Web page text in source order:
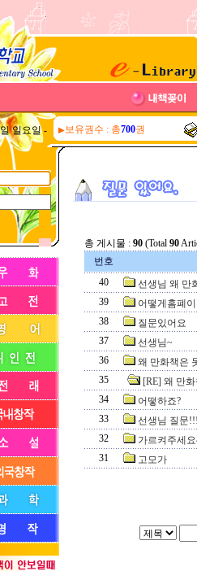
일요일 - ▶보유권수 : 총700권
총 게시물 : 90 (Total 90
번호
40
선생님 왜 만
39
어떻게홈폐
38
질문있어요
37
선생님~
36
왜 만화책은
35
[RE] 왜 만
34
어떻하죠?
33
선생님 질문
32
가르켜주세
31
고모가